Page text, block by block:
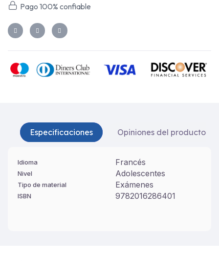
Pago 100% confiable
Especificaciones Opiniones del producto
Idioma Francés
Nivel Adolescentes
Tipo de material Exámenes
ISBN 9782016286401